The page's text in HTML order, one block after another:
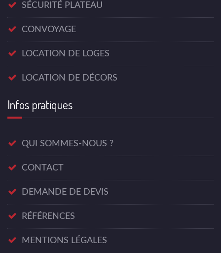
SÉCURITÉ PLATEAU
CONVOYAGE
LOCATION DE LOGES
LOCATION DE DÉCORS
Infos pratiques
QUI SOMMES-NOUS ?
CONTACT
DEMANDE DE DEVIS
RÉFÉRENCES
MENTIONS LÉGALES